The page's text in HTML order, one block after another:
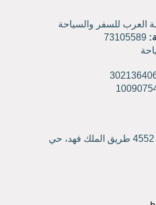
العرب للسفر والسياحة
الشرقية، الدمام، 4552 طريق الملك فهد، حي